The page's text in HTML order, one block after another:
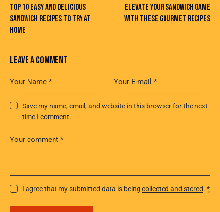
TOP 10 EASY AND DELICIOUS
SANDWICH RECIPES TO TRY AT
HOME
ELEVATE YOUR SANDWICH GAME
WITH THESE GOURMET RECIPES
LEAVE A COMMENT
Save my name, email, and website in this browser for the next
time I comment.
I agree that my submitted data is beingcollected and stored.*